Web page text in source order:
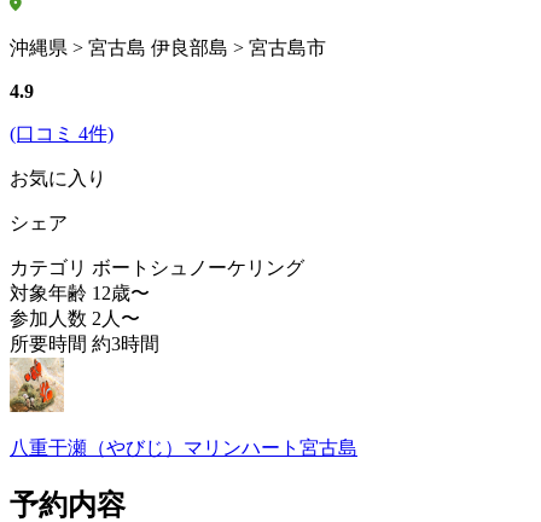
沖縄県 > 宮古島 伊良部島 > 宮古島市
4.9
(口コミ 4件)
お気に入り
シェア
カテゴリ ボートシュノーケリング
対象年齢 12歳〜
参加人数 2人〜
所要時間 約3時間
八重干瀬（やびじ）マリンハート宮古島
予約内容